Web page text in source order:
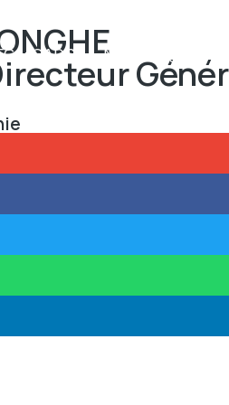
GADIS Nos Enseignes